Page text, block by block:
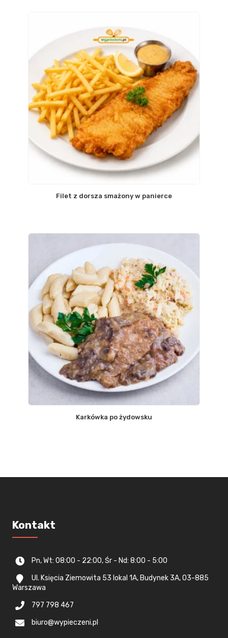
Filet z dorsza smażony w panierce
Karkówka po żydowsku
Kontakt
Pn, Wt: 08:00 - 22:00, Śr - Nd: 8:00 - 5:00
Ul. Księcia Ziemowita 53 lokal 1A, Budynek 3A, 03-885
Warszawa
797 798 467
biuro@wypieczeni.pl